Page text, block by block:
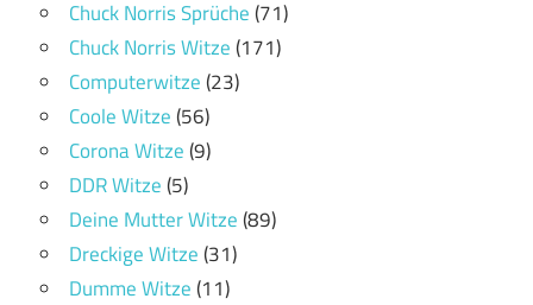
Chuck Norris Sprüche(71)
Chuck Norris Witze(171)
Computerwitze(23)
Coole Witze(56)
Corona Witze(9)
DDR Witze(5)
Deine Mutter Witze(89)
Dreckige Witze(31)
Dumme Witze(11)